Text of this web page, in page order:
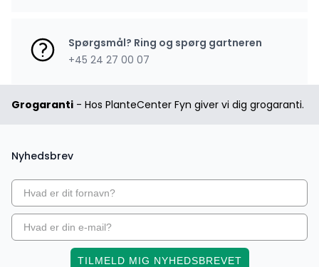
Spørgsmål? Ring og spørg gartneren
+45 24 27 00 07
Grogaranti - Hos PlanteCenter Fyn giver vi dig grogaranti.
Nyhedsbrev
TILMELD MIG NYHEDSBREVET